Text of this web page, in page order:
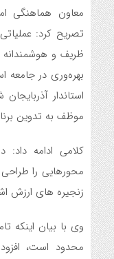
معاون هماهنگی
تصریح کرد:
ظریف و هوشمندانه
بهره‌وری در جامعه
استاندار
موظف به تدوین
کلامی ادامه
محورهایی را
زنجیره های ارزش
وی با بیان اینکه